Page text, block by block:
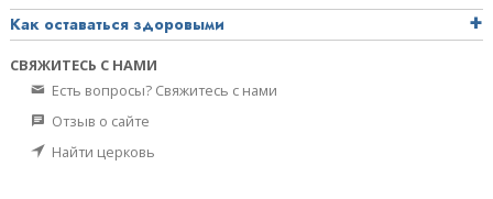
Как оставаться здоровыми
СВЯЖИТЕСЬ С НАМИ
Есть вопросы? Свяжитесь с нами
Отзыв о сайте
Найти церковь